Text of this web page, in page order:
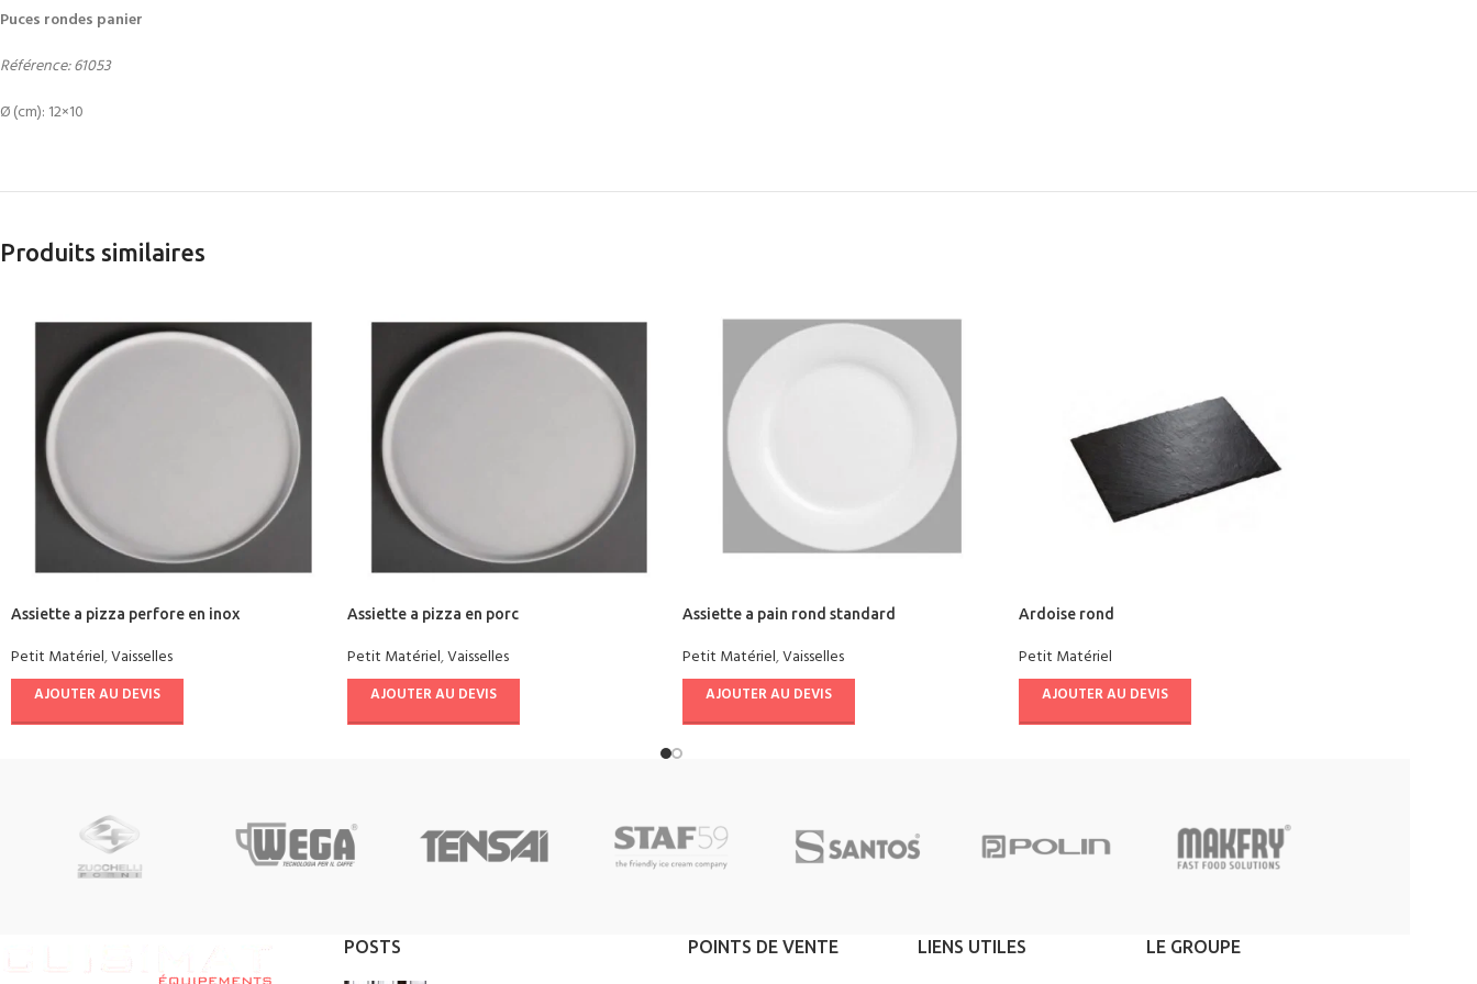
Puces rondes panier
Référence: 61053
Ø (cm): 12×10
Produits similaires
Assiette a pizza perfore en inox
Petit Matériel,Vaisselles
AJOUTER AU DEVIS
Assiette a pizza en porc
Petit Matériel,Vaisselles
AJOUTER AU DEVIS
Assiette a pain rond standard
Petit Matériel,Vaisselles
AJOUTER AU DEVIS
Ardoise rond
Petit Matériel
AJOUTER AU DEVIS
POSTS POINTS DE VENTE LIENS UTILES LE GROUPE